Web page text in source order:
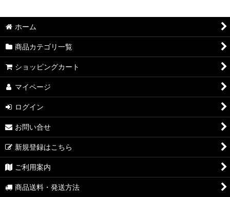
ホーム
商品カテゴリ一覧
ショッピングカート
マイページ
ログイン
お問い合せ
新規登録はこちら
ご利用案内
商品送料・発送方法